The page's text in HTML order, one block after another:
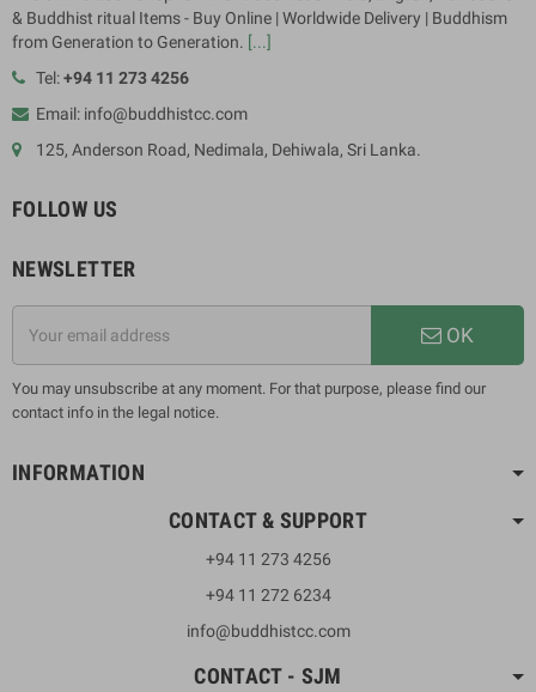
& Buddhist ritual Items - Buy Online | Worldwide Delivery | Buddhism
from Generation to Generation. [...]
Tel:+94 11 273 4256
Email: info@buddhistcc.com
125, Anderson Road, Nedimala, Dehiwala, Sri Lanka.
FOLLOW US
NEWSLETTER
OK
You may unsubscribe at any moment. For that purpose, please find our
contact info in the legal notice.
INFORMATION
CONTACT & SUPPORT
+94 11 273 4256
+94 11 272 6234
info@buddhistcc.com
CONTACT - SJM